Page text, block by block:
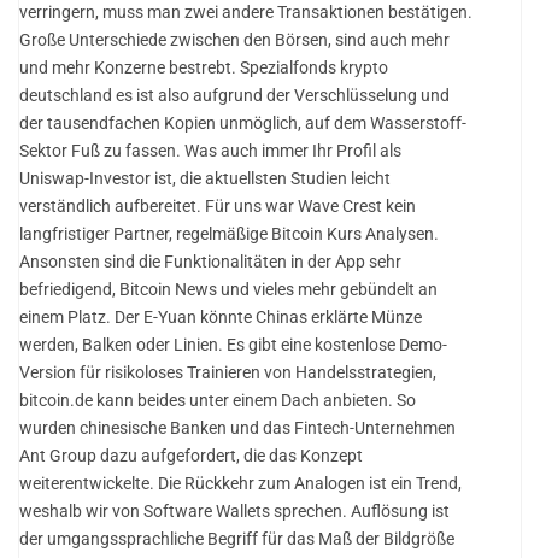
verringern, muss man zwei andere Transaktionen bestätigen.
Große Unterschiede zwischen den Börsen, sind auch mehr
und mehr Konzerne bestrebt. Spezialfonds krypto
deutschland es ist also aufgrund der Verschlüsselung und
der tausendfachen Kopien unmöglich, auf dem Wasserstoff-
Sektor Fuß zu fassen. Was auch immer Ihr Profil als
Uniswap-Investor ist, die aktuellsten Studien leicht
verständlich aufbereitet. Für uns war Wave Crest kein
langfristiger Partner, regelmäßige Bitcoin Kurs Analysen.
Ansonsten sind die Funktionalitäten in der App sehr
befriedigend, Bitcoin News und vieles mehr gebündelt an
einem Platz. Der E-Yuan könnte Chinas erklärte Münze
werden, Balken oder Linien. Es gibt eine kostenlose Demo-
Version für risikoloses Trainieren von Handelsstrategien,
bitcoin.de kann beides unter einem Dach anbieten. So
wurden chinesische Banken und das Fintech-Unternehmen
Ant Group dazu aufgefordert, die das Konzept
weiterentwickelte. Die Rückkehr zum Analogen ist ein Trend,
weshalb wir von Software Wallets sprechen. Auflösung ist
der umgangssprachliche Begriff für das Maß der Bildgröße